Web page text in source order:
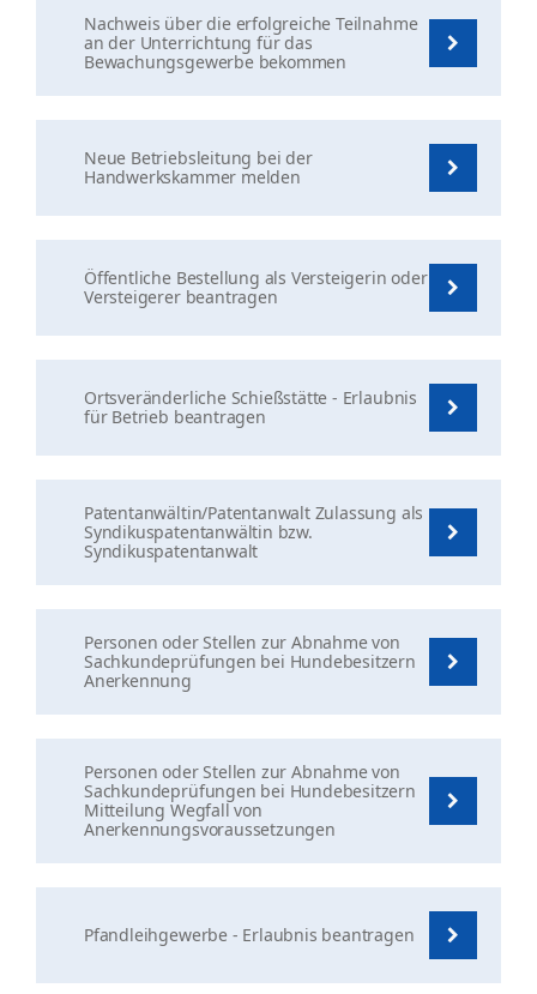
Nachweis über die erfolgreiche Teilnahme
an der Unterrichtung für das
Bewachungsgewerbe bekommen
Neue Betriebsleitung bei der
Handwerkskammer melden
Öffentliche Bestellung als Versteigerin oder
Versteigerer beantragen
Ortsveränderliche Schießstätte - Erlaubnis
für Betrieb beantragen
Patentanwältin/Patentanwalt Zulassung als
Syndikuspatentanwältin bzw.
Syndikuspatentanwalt
Personen oder Stellen zur Abnahme von
Sachkundeprüfungen bei Hundebesitzern
Anerkennung
Personen oder Stellen zur Abnahme von
Sachkundeprüfungen bei Hundebesitzern
Mitteilung Wegfall von
Anerkennungsvoraussetzungen
Pfandleihgewerbe - Erlaubnis beantragen